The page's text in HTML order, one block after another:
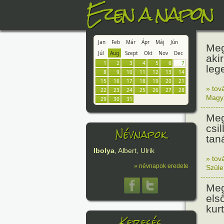
Ezen a napon
Jan Feb Már Ápr Máj
Jún
Júl
Aug Szept Okt Nov
Dec
1
2 3 4 5 6
7
8
9 10 11 12 13
14
15
16 17 18 19 20
21
22
23 24 25 26 27
28
29
30 31
Névnapok
Ibolya, Albert, Ulrik
» névnapok eredete
»
»